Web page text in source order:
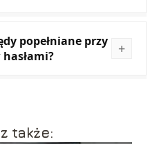
popełniane przy
także: